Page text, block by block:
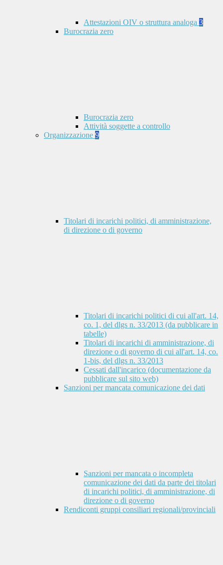
Attestazioni OIV o struttura analoga 3
Burocrazia zero
Burocrazia zero
Attività soggette a controllo
Organizzazione 9
Titolari di incarichi politici, di amministrazione,
di direzione o di governo
Titolari di incarichi politici di cui all'art. 14,
co. 1, del dlgs n. 33/2013 (da pubblicare in
tabelle)
Titolari di incarichi di amministrazione, di
direzione o di governo di cui all'art. 14, co.
1-bis, del dlgs n. 33/2013
Cessati dall'incarico (documentazione da
pubblicare sul sito web)
Sanzioni per mancata comunicazione dei dati
Sanzioni per mancata o incompleta
comunicazione dei dati da parte dei titolari
di incarichi politici, di amministrazione, di
direzione o di governo
Rendiconti gruppi consiliari regionali/provinciali